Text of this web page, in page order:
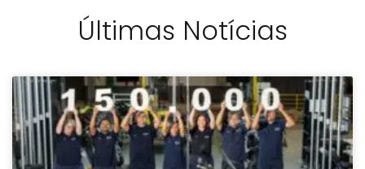
Últimas Notícias